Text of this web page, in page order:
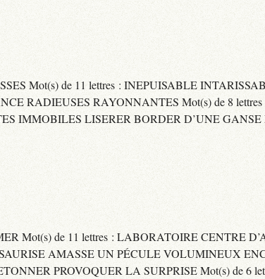
Mot(s) de 11 lettres : INEPUISABLE
RADIEUSES RAYONNANTES Mot(s) de 8
IMMOBILES LISERER BORDER D’UNE GANSE
Mot(s) de 11 lettres : LABORATOIRE CENTRE
AMASSE UN PÉCULE VOLUMINEUX
PROVOQUER LA SURPRISE Mot(s) de 6